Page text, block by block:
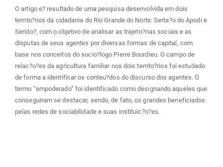
O artigo e? resultado de uma pesquisa desenvolvida em dois
territo?rios da cidadania do Rio Grande do Norte: Serta?o do Apodi e
Serido?, com o objetivo de analisar as trajeto?rias sociais e as
disputas de seus agentes por diversas formas de capital, com
base nos conceitos do socio?logo Pierre Bourdieu. O campo de
relac?o?es da agricultura familiar nos dois territo?rios foi estudado
de forma a identificar os conteu?dos do discurso dos agentes. O
termo “empoderado” foi identificado como designando aqueles que
conseguiram se destacar, sendo, de fato, os grandes beneficiados
pelas redes de sociabilidade e suas instituic?o?es.